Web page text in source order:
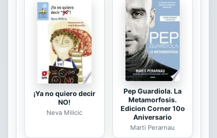
¡Ya no quiero decir
NO!
Neva Milicic
Pep Guardiola. La
Metamorfosis.
Edicion Corner 10o
Aniversario
Marti Perarnau